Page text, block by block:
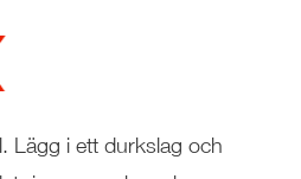
Lägg i ett durkslag och